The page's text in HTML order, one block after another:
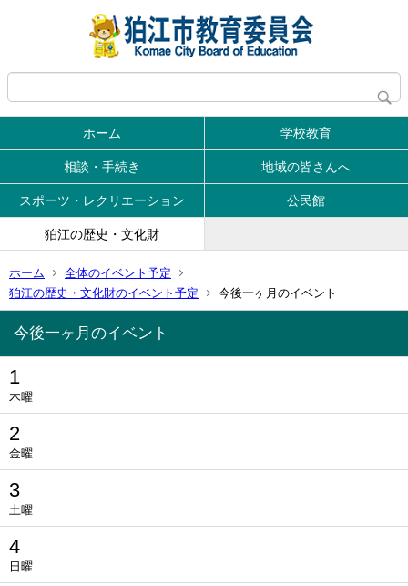
ホーム 学校教育
相談・手続き 地域の皆さんへ
スポーツ・レクリエーション 公民館
狛江の歴史・文化財
ホーム
全体のイベント予定
狛江の歴史・文化財のイベント予定
今後一ヶ月のイベント
今後一ヶ月のイベント
1
木曜
2
金曜
3
土曜
4
日曜